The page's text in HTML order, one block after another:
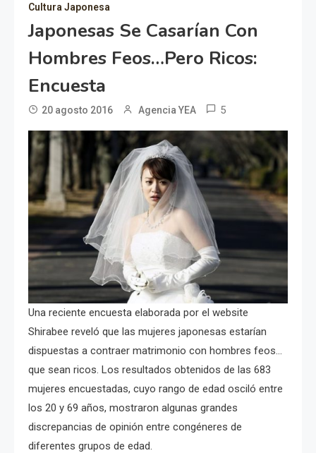
Cultura Japonesa
Japonesas Se Casarían Con
Hombres Feos…pero Ricos:
Encuesta
20 agosto 2016 Agencia YEA 5
Una reciente encuesta elaborada por el website
Shirabee reveló que las mujeres japonesas estarían
dispuestas a contraer matrimonio con hombres feos…
que sean ricos. Los resultados obtenidos de las 683
mujeres encuestadas, cuyo rango de edad osciló entre
los 20 y 69 años, mostraron algunas grandes
discrepancias de opinión entre congéneres de
diferentes grupos de edad.